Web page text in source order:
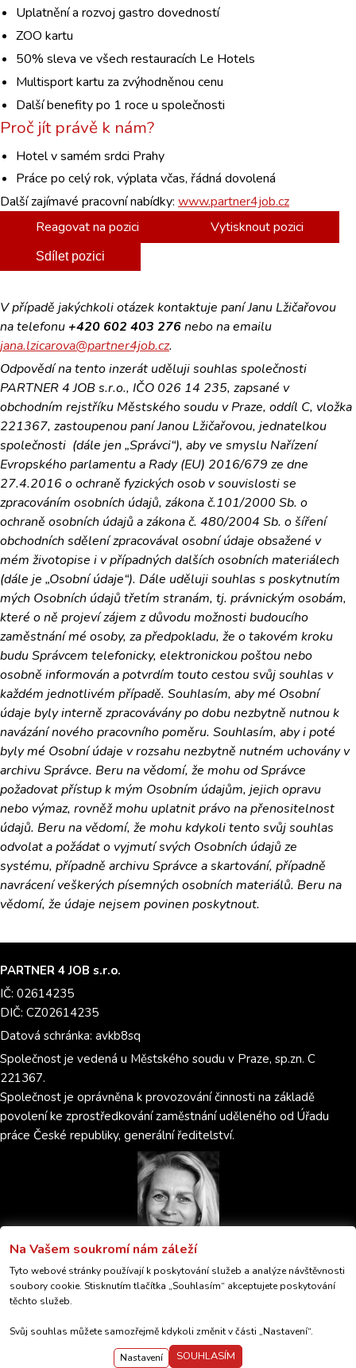
Uplatnění a rozvoj gastro dovedností
ZOO kartu
50% sleva ve všech restauracích Le Hotels
Multisport kartu za zvýhodněnou cenu
Další benefity po 1 roce u společnosti
Proč jít právě k nám?
Hotel v samém srdci Prahy
Práce po celý rok, výplata včas, řádná dovolená
Další zajímavé pracovní nabídky: www.partner4job.cz
Reagovat na pozici
Vytisknout pozici
Sdílet pozici
V případě jakýchkoli otázek kontaktuje paní Janu Lžičařovou
na telefonu +420 602 403 276nebo na emailu
jana.lzicarova@partner4job.cz.
Odpovědí na tento inzerát uděluji souhlas společnosti
PARTNER 4 JOB s.r.o., IČO 026 14 235, zapsané v
obchodním rejstříku Městského soudu v Praze, oddíl C, vložka
221367, zastoupenou paní Janou Lžičařovou, jednatelkou
společnosti (dále jen „Správci“), aby ve smyslu Nařízení
Evropského parlamentu a Rady (EU) 2016/679 ze dne
27.4.2016 o ochraně fyzických osob v souvislosti se
zpracováním osobních údajů, zákona č.101/2000 Sb. o
ochraně osobních údajů a zákona č. 480/2004 Sb. o šíření
obchodních sdělení zpracovával osobní údaje obsažené v
mém životopise i v případných dalších osobních materiálech
(dále je „Osobní údaje“). Dále uděluji souhlas s poskytnutím
mých Osobních údajů třetím stranám, tj. právnickým osobám,
které o ně projeví zájem z důvodu možnosti budoucího
zaměstnání mé osoby, za předpokladu, že o takovém kroku
budu Správcem telefonicky, elektronickou poštou nebo
osobně informován a potvrdím touto cestou svůj souhlas v
každém jednotlivém případě. Souhlasím, aby mé Osobní
údaje byly interně zpracovávány po dobu nezbytně nutnou k
navázání nového pracovního poměru. Souhlasím, aby i poté
byly mé Osobní údaje v rozsahu nezbytně nutném uchovány v
archivu Správce. Beru na vědomí, že mohu od Správce
požadovat přístup k mým Osobním údajům, jejich opravu
nebo výmaz, rovněž mohu uplatnit právo na přenositelnost
údajů. Beru na vědomí, že mohu kdykoli tento svůj souhlas
odvolat a požádat o vyjmutí svých Osobních údajů ze
systému, případně archivu Správce a skartování, případně
navrácení veškerých písemných osobních materiálů. Beru na
vědomí, že údaje nejsem povinen poskytnout.
Created byAnawe&TESSINA
GDPRNastavení cookies
PARTNER 4 JOB s.r.o.
IČ: 02614235
DIČ: CZ02614235
Datová schránka: avkb8sq
Společnost je vedená u Městského soudu v Praze, sp.zn. C
221367.
Společnost je oprávněna k provozování činnosti na základě
povolení ke zprostředkování zaměstnání uděleného od Úřadu
práce České republiky, generální ředitelství.
Na Vašem soukromí nám záleží
Tyto webové stránky používají k poskytování služeb a analýze návštěvnosti
soubory cookie. Stisknutím tlačítka „Souhlasím“ akceptujete poskytování
těchto služeb.
Svůj souhlas můžete samozřejmě kdykoli změnit v části „Nastavení“.
Nastavení SOUHLASÍM